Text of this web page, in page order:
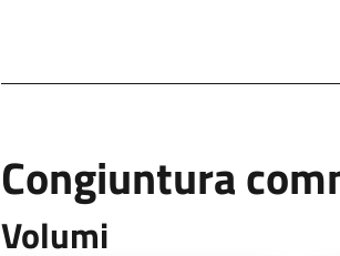
Congiuntura
Volumi